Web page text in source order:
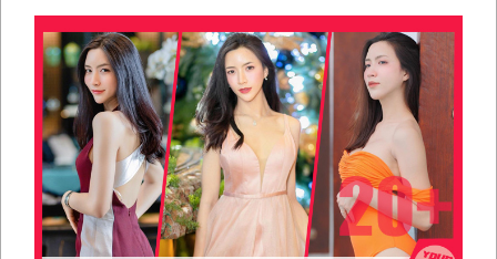
สวย
มีชื่อ
เสียง
คน
ดัง
คน
Navigation